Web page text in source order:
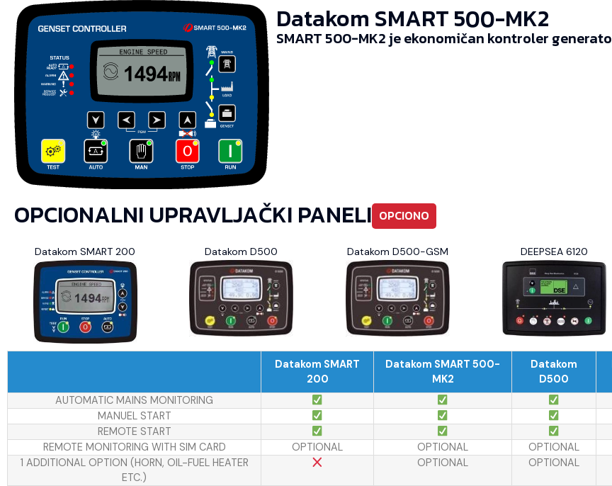
Datakom SMART 500-MK2
SMART 500-MK2 je ekonomičan kontroler
OPCIONALNI UPRAVLJAČKI PANELI OPCIONO
Datakom SMART 200 Datakom D500 Datakom D500-GSM DEEPSEA 6120
Datakom SMART
200
Datakom SMART 500-
MK2
Datakom
D500
AUTOMATIC MAINS MONITORING
MANUEL START
REMOTE START
REMOTE MONITORING WITH SIM CARD
OPTIONAL OPTIONAL OPTIONAL
1 ADDITIONAL OPTION (HORN, OIL-FUEL HEATER
ETC.)
OPTIONAL OPTIONAL